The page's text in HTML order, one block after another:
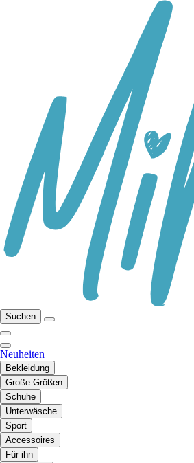
Suchen
Neuheiten
Bekleidung
Große Größen
Schuhe
Unterwäsche
Sport
Accessoires
Für ihn